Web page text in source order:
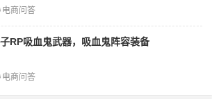
电商问答
RP吸血鬼武器，吸血鬼阵容装备
电商问答